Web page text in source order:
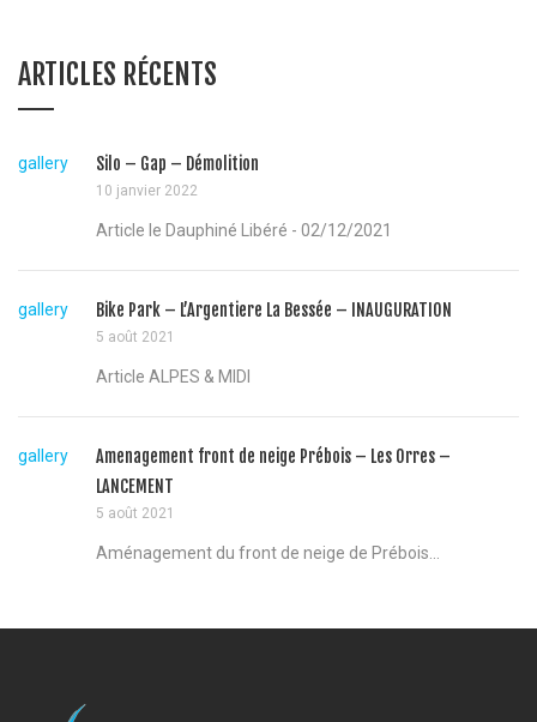
ARTICLES RÉCENTS
gallery Silo – Gap – Démolition
10 janvier 2022
Article le Dauphiné Libéré - 02/12/2021
gallery Bike Park – L’Argentiere La Bessée – INAUGURATION
5 août 2021
Article ALPES & MIDI
gallery
Amenagement front de neige Prébois – Les Orres –
LANCEMENT
5 août 2021
Aménagement du front de neige de Prébois...